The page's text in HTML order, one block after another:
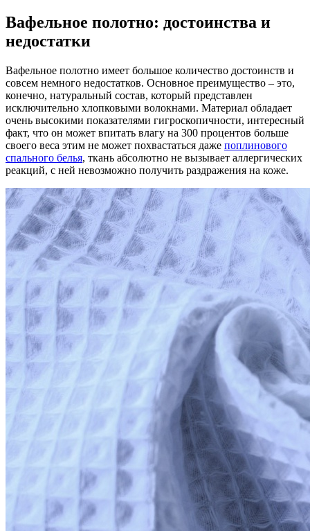
Вафельное полотно: достоинства и
недостатки
Вафельное полотно имеет большое количество достоинств и
совсем немного недостатков. Основное преимущество – это,
конечно, натуральный состав, который представлен
исключительно хлопковыми волокнами. Материал обладает
очень высокими показателями гигроскопичности, интересный
факт, что он может впитать влагу на 300 процентов больше
своего веса этим не может похвастаться даже поплинового
спального белья, ткань абсолютно не вызывает аллергических
реакций, с ней невозможно получить раздражения на коже.